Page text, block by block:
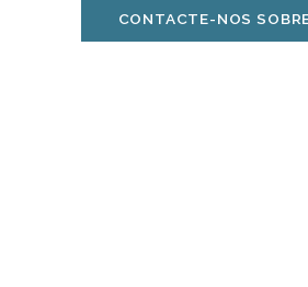
CONTACTE-NOS